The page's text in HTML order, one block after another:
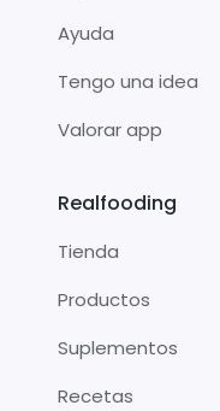
Ayuda
Tengo una idea
Valorar app
Realfooding
Tienda
Productos
Suplementos
Recetas